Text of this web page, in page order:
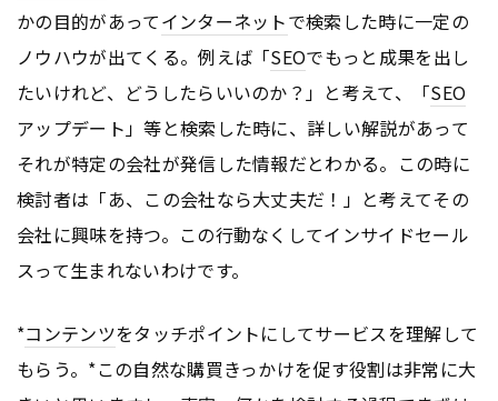
かの目的があってインターネットで検索した時に一定の
ノウハウが出てくる。例えば「SEOでもっと成果を出し
たいけれど、どうしたらいいのか？」と考えて、「SEO
アップデート」等と検索した時に、詳しい解説があって
それが特定の会社が発信した情報だとわかる。この時に
検討者は「あ、この会社なら大丈夫だ！」と考えてその
会社に興味を持つ。この行動なくしてインサイドセール
スって生まれないわけです。
*コンテンツをタッチポイントにしてサービスを理解して
もらう。*この自然な購買きっかけを促す役割は非常に大